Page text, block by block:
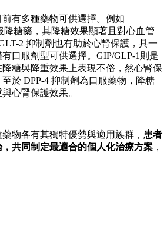
有多種藥物可供選擇。例如
降糖藥，其降糖效果顯著且對心血管
2 抑制劑也有助於心腎保護，具一
口服劑型可供選擇。GIP/GLP-1則是
糖與降重效果上表現不俗，然心腎保
於 DPP-4 抑制劑為口服藥物，降糖
心腎保護效果。
物各有其獨特優勢與適用族群， 患者
共同制定最適合的個人化治療方案 ，